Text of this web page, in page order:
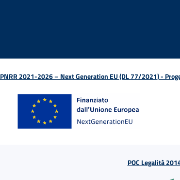
PNRR 2021-2026 – Next Generation EU (DL 77/2021) -
POC Legalità